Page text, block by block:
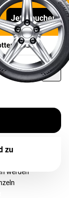
Jetzt buchen
seine Reifen
steht
– denn
zu
werden